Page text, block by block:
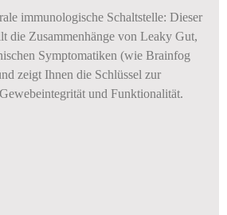
immunologische Schaltstelle: Dieser
die Zusammenhänge von Leaky Gut,
Symptomatiken (wie Brainfog
zeigt Ihnen die Schlüssel zur
und Funktionalität.